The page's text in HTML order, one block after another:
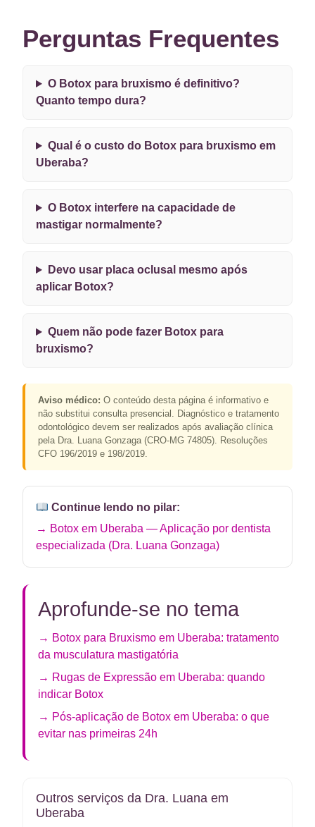
Perguntas Frequentes
O Botox para bruxismo é definitivo?
Quanto tempo dura?
Qual é o custo do Botox para bruxismo em
Uberaba?
O Botox interfere na capacidade de
mastigar normalmente?
Devo usar placa oclusal mesmo após
aplicar Botox?
Quem não pode fazer Botox para
bruxismo?
Aviso médico: O conteúdo desta página é informativo e
não substitui consulta presencial. Diagnóstico e tratamento
odontológico devem ser realizados após avaliação clínica
pela Dra. Luana Gonzaga (CRO-MG 74805). Resoluções
CFO 196/2019 e 198/2019.
Continue lendo no pilar:
→ Botox em Uberaba — Aplicação por dentista
especializada (Dra. Luana Gonzaga)
Aprofunde-se no tema
→ Botox para Bruxismo em Uberaba: tratamento
da musculatura mastigatória
→ Rugas de Expressão em Uberaba: quando
indicar Botox
→ Pós-aplicação de Botox em Uberaba: o que
evitar nas primeiras 24h
Outros serviços da Dra. Luana em
Uberaba